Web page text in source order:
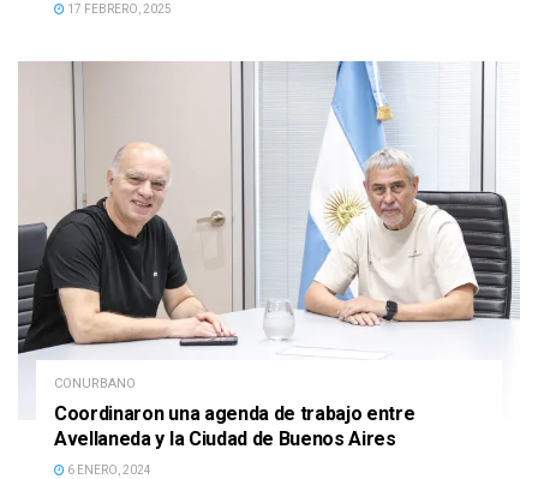
17 FEBRERO, 2025
CONURBANO
Coordinaron una agenda de trabajo entre
Avellaneda y la Ciudad de Buenos Aires
6 ENERO, 2024